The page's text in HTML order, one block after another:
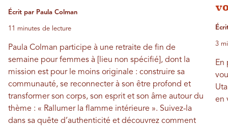
Écrit par Paula Colman
11 minutes de lecture
Paula Colman participe à une retraite de fin de
semaine pour femmes à [lieu non spécifié], dont la
mission est pour le moins originale : construire sa
communauté, se reconnecter à son être profond et
transformer son corps, son esprit et son âme autour du
thème : « Rallumer la flamme intérieure ». Suivez-la
dans sa quête d’authenticité et découvrez comment
3
En
en